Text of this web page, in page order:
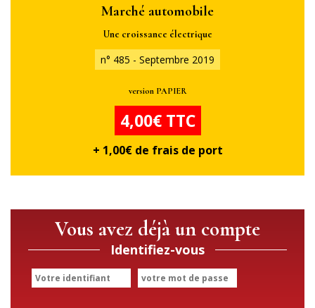
Marché automobile
Une croissance électrique
n° 485 - Septembre 2019
version PAPIER
4,00€ TTC
+ 1,00€ de frais de port
Vous avez déjà un compte
Identifiez-vous